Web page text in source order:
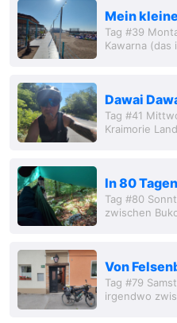
Mein
Tag #39
Kawarna (das
Dawai
Tag #41
Kraimorie
In 80
Tag #80
zwischen
Von
Tag #79
irgendwo